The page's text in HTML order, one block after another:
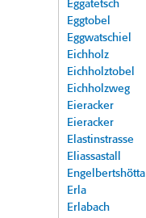
Eggatetsch
Eggtobel
Eggwatschiel
Eichholz
Eichholztobel
Eichholzweg
Eieracker
Eieracker
Elastinstrasse
Eliassastall
Engelbertshötta
Erla
Erlabach